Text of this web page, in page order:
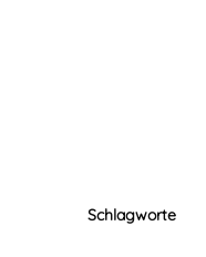
Schlagworte